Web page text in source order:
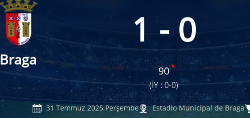
Braga
1 - 0
90
(İY : 0-0)
31 Temmuz 2025 Perşembe Estadio Municipal de Braga